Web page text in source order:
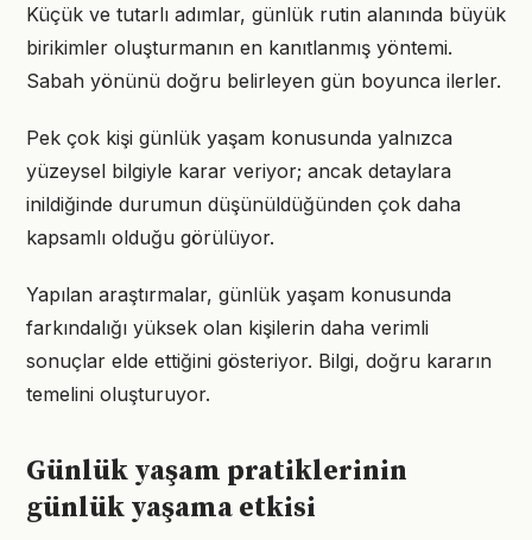
Küçük ve tutarlı adımlar, günlük rutin alanında büyük
birikimler oluşturmanın en kanıtlanmış yöntemi.
Sabah yönünü doğru belirleyen gün boyunca ilerler.
Pek çok kişi günlük yaşam konusunda yalnızca
yüzeysel bilgiyle karar veriyor; ancak detaylara
inildiğinde durumun düşünüldüğünden çok daha
kapsamlı olduğu görülüyor.
Yapılan araştırmalar, günlük yaşam konusunda
farkındalığı yüksek olan kişilerin daha verimli
sonuçlar elde ettiğini gösteriyor. Bilgi, doğru kararın
temelini oluşturuyor.
Günlük yaşam pratiklerinin
günlük yaşama etkisi